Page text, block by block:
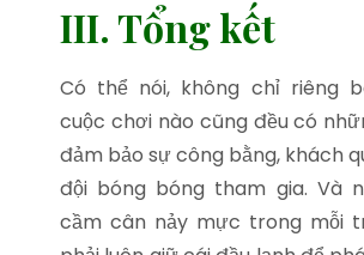
III. Tổng kết
Có thể nói, không chỉ riêng
cuộc chơi nào cũng đều có
đảm bảo sự công bằng, khách
đội bóng bóng tham gia. Và
cầm cân nảy mực trong mỗi